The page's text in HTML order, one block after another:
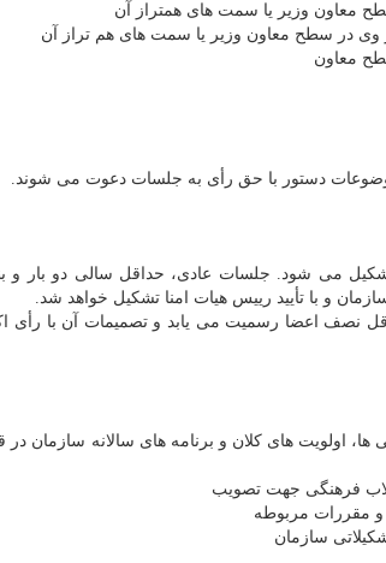
سطح معاون وزیر یا سمت های همتراز آن
وی در سطح معاون وزیر یا سمت های هم تراز آن
معاون
موضوعات دستور با حق رأی به جلسات دعوت می شوند.
می شود. جلسات عادی، حداقل سالی دو بار و
و با تأیید رییس هیات امنا تشکیل خواهد شد.
نصف اعضا رسمیت می یابد و تصمیمات آن با رأی
اولویت های کلان و برنامه های سالانه سازمان در
فرهنگی جهت تصویب
و مقررات مربوطه
سازمان